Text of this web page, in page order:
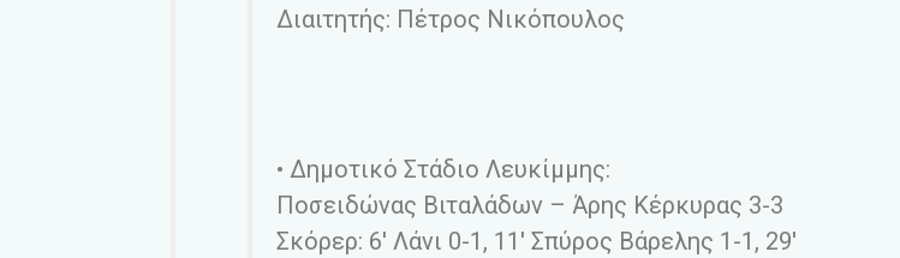
Διαιτητής: Πέτρος Νικόπουλος
• Δημοτικό Στάδιο Λευκίμμης:
Ποσειδώνας Βιταλάδων – Άρης Κέρκυρας 3-3
Σκόρερ: 6′ Λάνι 0-1, 11′ Σπύρος Βάρελης 1-1, 29′